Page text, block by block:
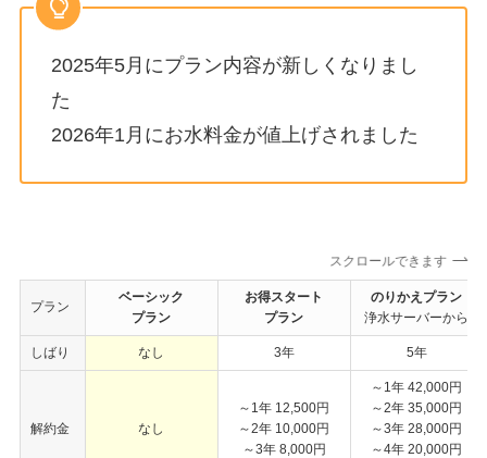
2025年5月にプラン内容が新しくなりまし
た
2026年1月にお水料金が値上げされました
スクロールできます
プラン
ベーシック
プラン
お得スタート
プラン
のりかえプラン
浄水サーバーから
しばり なし 3年 5年
解約金 なし
～1年 12,500円
～2年 10,000円
～3年 8,000円
～1年 42,000円
～2年 35,000円
～3年 28,000円
～4年 20,000円